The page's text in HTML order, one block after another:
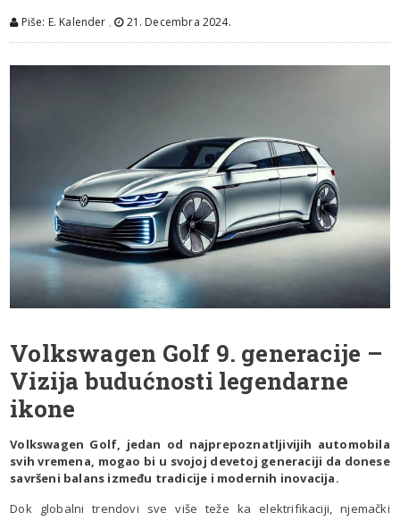
Piše: E. Kalender , 21. Decembra 2024.
Volkswagen Golf 9. generacije –
Vizija budućnosti legendarne
ikone
Volkswagen Golf, jedan od najprepoznatljivijih automobila
svih vremena, mogao bi u svojoj devetoj generaciji da donese
savršeni balans između tradicije i modernih inovacija.
Dok globalni trendovi sve više teže ka elektrifikaciji, njemački